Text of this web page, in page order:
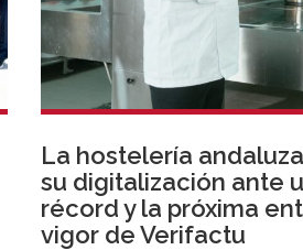
La hostelería
su digitalización ante
récord y la próxima
vigor de Verifactu